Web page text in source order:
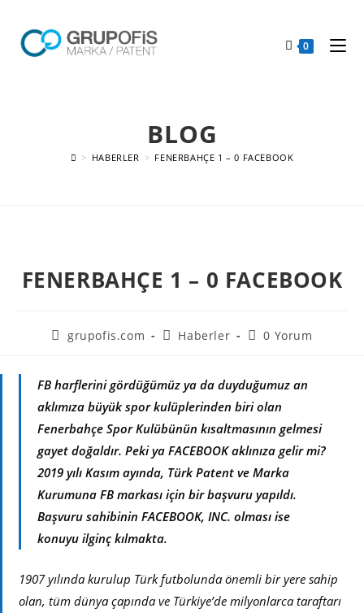
0
BLOG
> HABERLER > FENERBAHÇE 1 – 0 FACEBOOK
FENERBAHÇE 1 – 0 FACEBOOK
grupofis.com Haberler 0 Yorum
FB harflerini gördüğümüz ya da duyduğumuz an
aklımıza büyük spor kulüplerinden biri olan
Fenerbahçe Spor Kulübünün kısaltmasının gelmesi
gayet doğaldır. Peki ya FACEBOOK aklınıza gelir mi?
2019 yılı Kasım ayında, Türk Patent ve Marka
Kurumuna FB markası için bir başvuru yapıldı.
Başvuru sahibinin FACEBOOK, INC. olması ise
konuyu ilginç kılmakta.
1907 yılında kurulup Türk futbolunda önemli bir yere sahip
olan, tüm dünya çapında ve Türkiye’de milyonlarca taraftarı